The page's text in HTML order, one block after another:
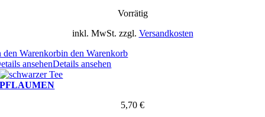
Vorrätig
inkl. MwSt. zzgl. Versandkosten
den Warenkorbin den Warenkorb
ansehenDetails ansehen
PFLAUMEN
5,70 €